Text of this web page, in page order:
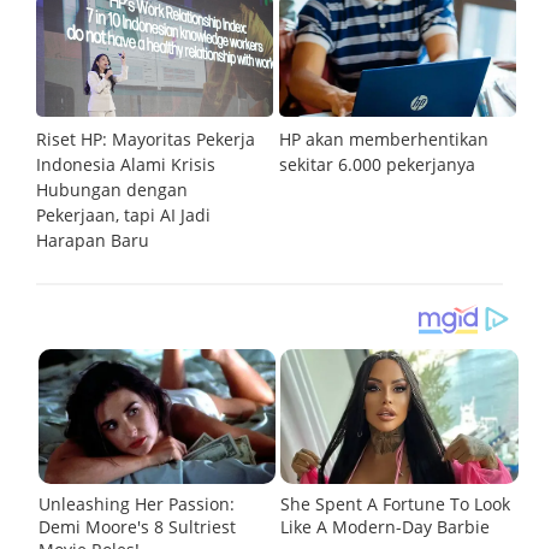
Riset HP: Mayoritas Pekerja
Indonesia Alami Krisis
Hubungan dengan
Pekerjaan, tapi AI Jadi
Harapan Baru
HP akan memberhentikan
sekitar 6.000 pekerjanya